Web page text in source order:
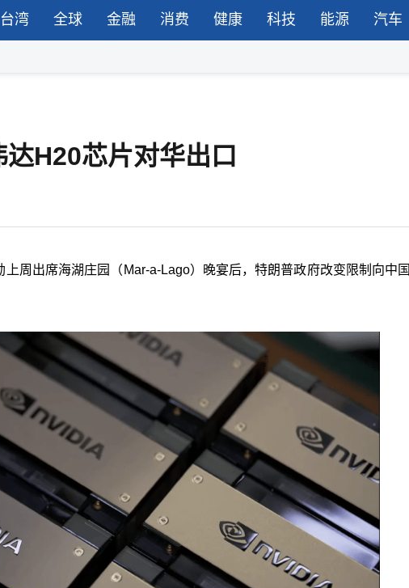
台湾 全球 金融 消费 健康 科技 能源 汽车
H20芯片对华出口
周出席海湖庄园（Mar-a-Lago）晚宴后，特朗普政府改变限制向中